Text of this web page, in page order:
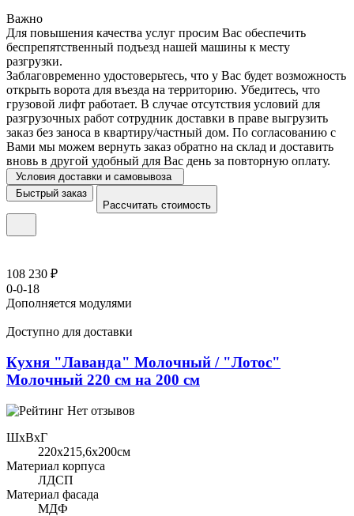
Важно
Для повышения качества услуг просим Вас обеспечить
беспрепятственный подъезд нашей машины к месту
разгрузки.
Заблаговременно удостоверьтесь, что у Вас будет возможность
открыть ворота для въезда на территорию. Убедитесь, что
грузовой лифт работает. В случае отсутствия условий для
разгрузочных работ сотрудник доставки в праве выгрузить
заказ без заноса в квартиру/частный дом. По согласованию с
Вами мы можем вернуть заказ обратно на склад и доставить
вновь в другой удобный для Вас день за повторную оплату.
Условия доставки и самовывоза
Быстрый заказ
Рассчитать стоимость
108 230 ₽
0-0-18
Дополняется модулями
Доступно для доставки
Кухня "Лаванда" Молочный / "Лотос"
Молочный 220 см на 200 см
Нет отзывов
ШхВхГ
220x215,6х200см
Материал корпуса
ЛДСП
Материал фасада
МДФ